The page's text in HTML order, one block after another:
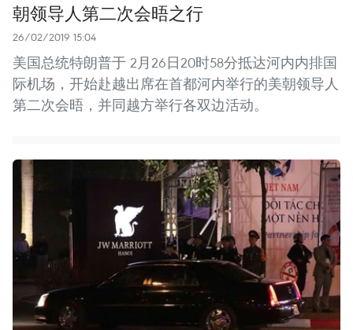
朝领导人第二次会晤之行
26/02/2019 15:04
美国总统特朗普于 2月26日20时58分抵达河内内排国
际机场，开始赴越出席在首都河内举行的美朝领导人
第二次会晤，并同越方举行各双边活动。